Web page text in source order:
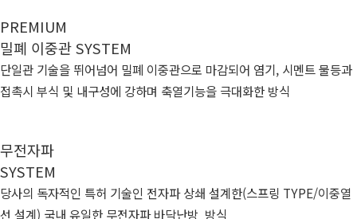
PREMIUM
밀폐 이중관 SYSTEM
단일관 기술을 뛰어넘어 밀폐 이중관으로 마감되어 염기, 시멘트 물등과
접촉시 부식 및 내구성에 강하며 축열기능을 극대화한 방식
무전자파
SYSTEM
당사의 독자적인 특허 기술인 전자파 상쇄 설계한(스프링 TYPE/이중열
선 설계) 국내 유일한 무전자파 바닥난방 방식